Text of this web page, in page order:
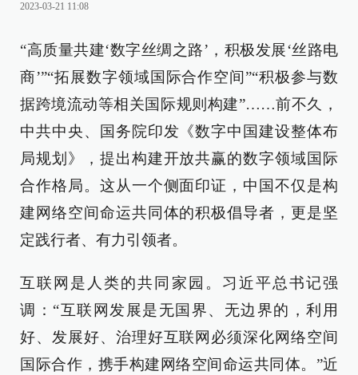
2023-03-21 11:08
“高质量共建‘数字丝绸之路’，积极发展‘丝路电
商’”“拓展数字领域国际合作空间”“积极参与数
据跨境流动等相关国际规则构建”……前不久，
中共中央、国务院印发《数字中国建设整体布
局规划》，提出构建开放共赢的数字领域国际
合作格局。这从一个侧面印证，中国不仅是构
建网络空间命运共同体的积极倡导者，更是坚
定践行者、有力引领者。
互联网是人类的共同家园。习近平总书记强
调：“互联网发展是无国界、无边界的，利用
好、发展好、治理好互联网必须深化网络空间
国际合作，携手构建网络空间命运共同体。”近